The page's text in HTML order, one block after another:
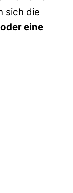
sich die
eine